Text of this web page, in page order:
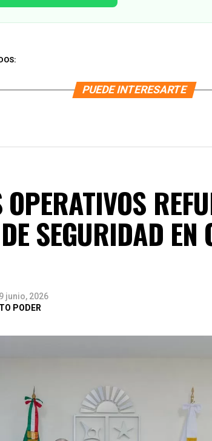
PUEDE INTERESARTE
OPERATIVOS
SEGURIDAD EN
junio, 2026
PODER